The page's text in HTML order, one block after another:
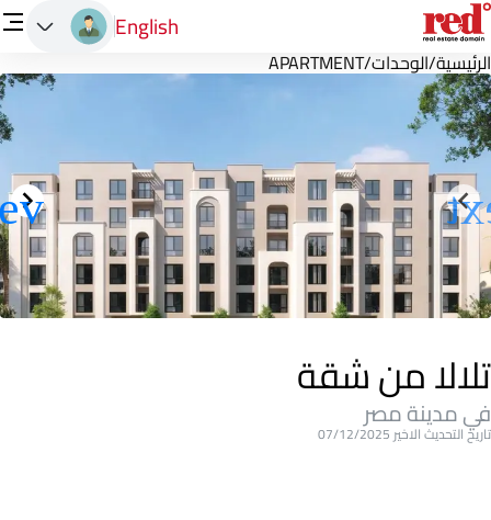
English
الرئيسية/الوحدات/
APARTMENT
تلالا من شقة
في مدينة مصر
تاريخ التحديث الاخير 07/12/2025